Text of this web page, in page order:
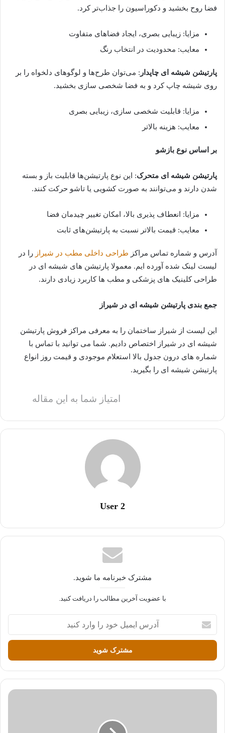
فضا روح بخشید و دکوراسیون را جذاب‌تر کرد.
مزایا: زیبایی بصری، ایجاد فضاهای متفاوت
معایب: محدودیت در انتخاب رنگ
پارتیشن شیشه ای چاپدار : می‌توان طرح‌ها و لوگوهای دلخواه را بر
روی شیشه چاپ کرد و به فضا شخصی سازی بخشید.
مزایا: قابلیت شخصی سازی، زیبایی بصری
معایب: هزینه بالاتر
بر اساس نوع بازشو
پارتیشن شیشه ای متحرک: این نوع پارتیشن‌ها قابلیت باز و بسته
شدن دارند و می‌توانند به صورت کشویی یا تاشو حرکت کنند.
مزایا: انعطاف پذیری بالا، امکان تغییر چیدمان فضا
معایب: قیمت بالاتر نسبت به پارتیشن‌های ثابت
آدرس و شماره تماس مراکز طراحی داخلی مطب در شیراز را در
لیست لینک شده آورده ایم. معمولا پارتیشن های شیشه ای در
طراحی کلینیک های پزشکی و مطب ها کاربرد زیادی دارند.
جمع بندی پارتیشن شیشه ای در شیراز
این لیست از شیراز ساختمان را به معرفی مراکز فروش پارتیشن
شیشه ای در شیراز اختصاص دادیم. شما می توانید با تماس با
شماره های درون جدول بالا استعلام موجودی و قیمت روز انواع
پارتیشن شیشه ای را بگیرید.
امتیاز شما به این مقاله
User 2
مشترک خبرنامه ما شوید.
با عضویت آخرین مطالب را دریافت کنید.
ر
ا
ی
ی